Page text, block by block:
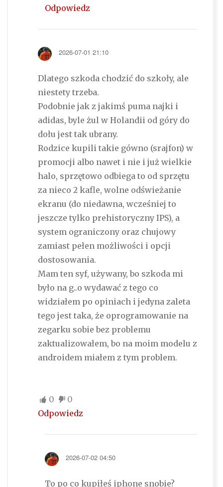
Odpowiedz
2026-07-01 21:10
Dlatego szkoda chodzić do szkoły, ale
niestety trzeba.
Podobnie jak z jakimś puma najki i
adidas, byle żul w Holandii od góry do
dołu jest tak ubrany.
Rodzice kupili takie gówno (srajfon) w
promocji albo nawet i nie i już wielkie
halo, sprzętowo odbiega to od sprzętu
za nieco 2 kafle, wolne odświeżanie
ekranu (do niedawna, wcześniej to
jeszcze tylko prehistoryczny IPS), a
system ograniczony oraz chujowy
zamiast pełen możliwości i opcji
dostosowania.
Mam ten syf, używany, bo szkoda mi
było na g..o wydawać z tego co
widziałem po opiniach i jedyna zaleta
tego jest taka, że oprogramowanie na
zegarku sobie bez problemu
zaktualizowałem, bo na moim modelu z
androidem miałem z tym problem.
0
0
Odpowiedz
2026-07-02 04:50
To po co kupiłeś iphone snobie?